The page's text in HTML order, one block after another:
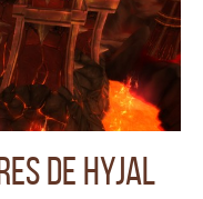
de Hyjal